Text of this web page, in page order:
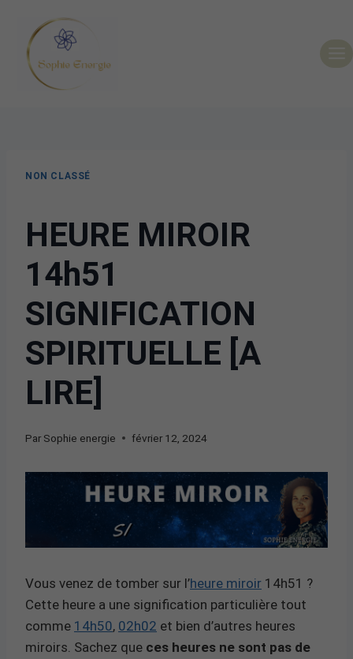
NON CLASSÉ
HEURE MIROIR
14h51
SIGNIFICATION
SPIRITUELLE [A
LIRE]
Par Sophie energie février 12, 2024
Vous venez de tomber sur l’heure miroir 14h51 ?
Cette heure a une signification particulière tout
comme 14h50, 02h02 et bien d’autres heures
miroirs. Sachez que ces heures ne sont pas de